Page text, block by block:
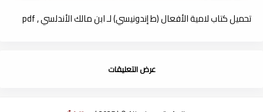
تحميل كتاب لامية الأفعال (ط إندونيسي) لـ ابن مالك الأندلسي , pdf
عرض التعليقات